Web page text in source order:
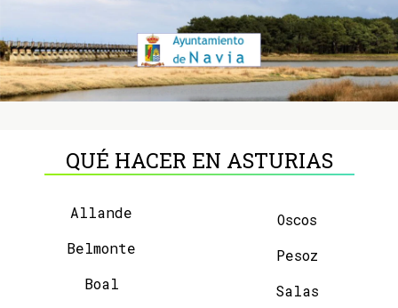
QUÉ HACER EN ASTURIAS
Allande
Belmonte
Boal
Oscos
Pesoz
Salas